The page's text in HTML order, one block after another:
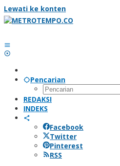
Lewati ke konten
Pencarian
REDAKSI
INDEKS
Facebook
Twitter
Pinterest
RSS